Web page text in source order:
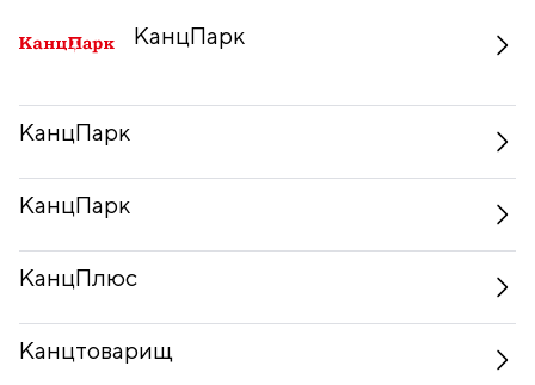
КанцПарк
КанцПарк
КанцПарк
КанцПлюс
Канцтоварищ